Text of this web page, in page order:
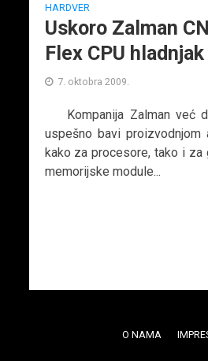
HARDVER
Uskoro Zalman
Flex CPU hladnjak
7. oktobra 2009.
Kompanija Zalman već
uspešno bavi proizvodnjom
kako za procesore, tako i za
memorijske module...
O NAMA